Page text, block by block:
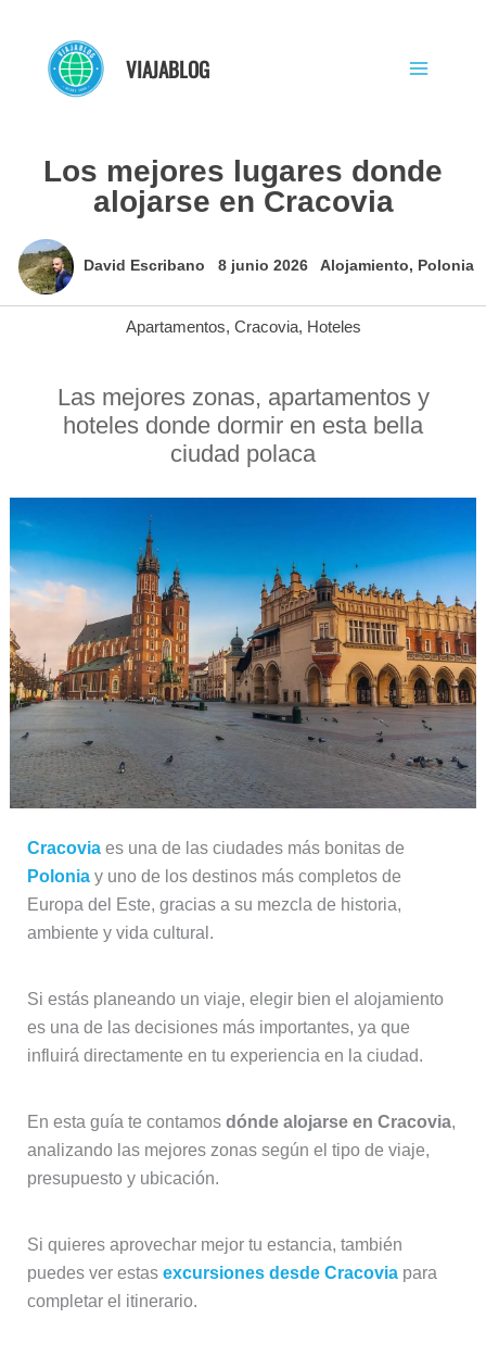
contenido
VIAJABLOG
Los mejores lugares donde
alojarse en Cracovia
David Escribano 8 junio 2026 Alojamiento, Polonia
Apartamentos, Cracovia, Hoteles
Las mejores zonas, apartamentos y
hoteles donde dormir en esta bella
ciudad polaca
Cracoviaes una de las ciudades más bonitas de
Poloniay uno de los destinos más completos de
Europa del Este, gracias a su mezcla de historia,
ambiente y vida cultural.
Si estás planeando un viaje, elegir bien el alojamiento
es una de las decisiones más importantes, ya que
influirá directamente en tu experiencia en la ciudad.
En esta guía te contamos dónde alojarse en Cracovia,
analizando las mejores zonas según el tipo de viaje,
presupuesto y ubicación.
Si quieres aprovechar mejor tu estancia, también
puedes ver estas excursiones desde Cracoviapara
completar el itinerario.